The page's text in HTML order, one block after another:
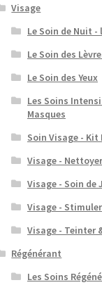
Visage
Le Soin de Nuit -
Le Soin des
Le Soin des Yeux
Les Soins
Masques
Soin Visage - Kit
Visage - Nettoyer
Visage - Soin de
Visage - Stimuler
Visage - Teinter
Régénérant
Les Soins